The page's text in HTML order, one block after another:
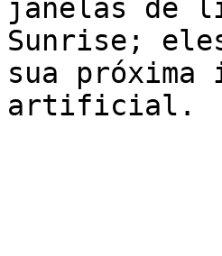
janelas de
Sunrise;
sua
artificial.